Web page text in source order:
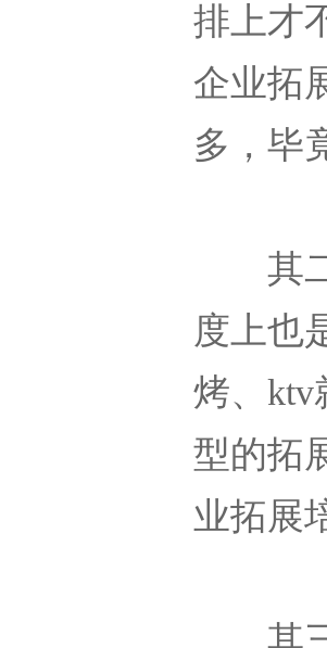
排上才
企业拓
多，毕
其二
度上也
烤、ktv
型的拓
业拓展
其三